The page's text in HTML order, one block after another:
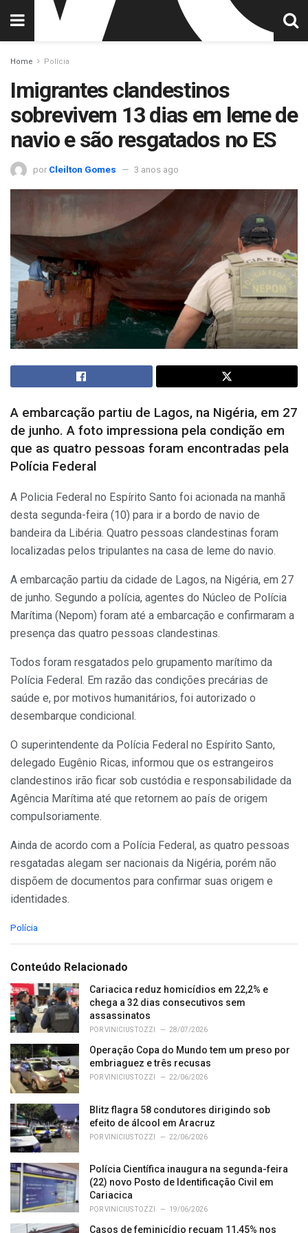
Home Polícia
Imigrantes clandestinos
sobrevivem 13 dias em leme de
navio e são resgatados no ES
por Cleilton Gomes 3 anos ago
A embarcação partiu de Lagos, na Nigéria, em 27
de junho. A foto impressiona pela condição em
que as quatro pessoas foram encontradas pela
Polícia Federal
A Policia Federal no Espírito Santo foi acionada na manhã
desta segunda-feira (10) para ir a bordo de navio de
bandeira da Libéria. Quatro pessoas clandestinas foram
localizadas pelos tripulantes na casa de leme do navio.
A embarcação partiu da cidade de Lagos, na Nigéria, em 27
de junho. Segundo a polícia, agentes do Núcleo de Polícia
Marítima (Nepom) foram até a embarcação e confirmaram a
presença das quatro pessoas clandestinas.
Todos foram resgatados pelo grupamento marítimo da
Polícia Federal. Em razão das condições precárias de
saúde e, por motivos humanitários, foi autorizado o
desembarque condicional.
O superintendente da Polícia Federal no Espírito Santo,
delegado Eugênio Ricas, informou que os estrangeiros
clandestinos irão ficar sob custódia e responsabilidade da
Agência Marítima até que retornem ao país de origem
compulsoriamente.
Ainda de acordo com a Polícia Federal, as quatro pessoas
resgatadas alegam ser nacionais da Nigéria, porém não
dispõem de documentos para confirmar suas origem e
identidades.
C
e
o
r
i
e
:
Polícia
Conteúdo Relacionado
Cariacica reduz homicídios em 22,2% e
chega a 32 dias consecutivos sem
assassinatos
PORVINICIUS TOZZI 28/07/2026
Operação Copa do Mundo tem um preso por
embriaguez e três recusas
PORVINICIUS TOZZI 22/06/2026
Blitz flagra 58 condutores dirigindo sob
efeito de álcool em Aracruz
PORVINICIUS TOZZI 22/06/2026
Polícia Científica inaugura na segunda-feira
(22) novo Posto de Identificação Civil em
Cariacica
PORVINICIUS TOZZI 19/06/2026
Casos de feminicídio recuam 11,45% nos